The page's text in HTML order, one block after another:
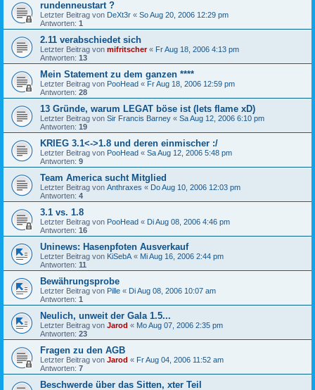
rundenneustart ?
Letzter Beitrag von DeXt3r « So Aug 20, 2006 12:29 pm
Antworten: 1
2.11 verabschiedet sich
Letzter Beitrag von mifritscher« Fr Aug 18, 2006 4:13 pm
Antworten: 13
Mein Statement zu dem ganzen ****
Letzter Beitrag von PooHead « Fr Aug 18, 2006 12:59 pm
Antworten: 28
13 Gründe, warum LEGAT böse ist (lets flame xD)
Letzter Beitrag von Sir Francis Barney « Sa Aug 12, 2006 6:10 pm
Antworten: 19
KRIEG 3.1<->1.8 und deren einmischer :/
Letzter Beitrag von PooHead « Sa Aug 12, 2006 5:48 pm
Antworten: 9
Team America sucht Mitglied
Letzter Beitrag von Anthraxes « Do Aug 10, 2006 12:03 pm
Antworten: 4
3.1 vs. 1.8
Letzter Beitrag von PooHead « Di Aug 08, 2006 4:46 pm
Antworten: 16
Uninews: Hasenpfoten Ausverkauf
Letzter Beitrag von KiSebA « Mi Aug 16, 2006 2:44 pm
Antworten: 11
Bewährungsprobe
Letzter Beitrag von Pille « Di Aug 08, 2006 10:07 am
Antworten: 1
Neulich, unweit der Gala 1.5...
Letzter Beitrag von Jarod « Mo Aug 07, 2006 2:35 pm
Antworten: 23
Fragen zu den AGB
Letzter Beitrag von Jarod « Fr Aug 04, 2006 11:52 am
Antworten: 7
Beschwerde über das Sitten, xter Teil